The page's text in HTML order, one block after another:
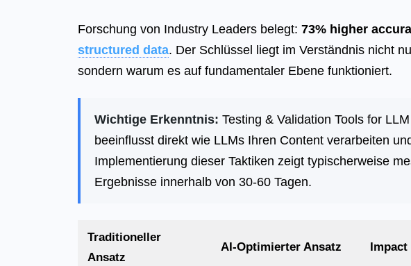
Forschung von Industry Leaders belegt: 73% higher
structured data. Der Schlüssel liegt im Verständnis nicht
sondern warum es auf fundamentaler Ebene funktioniert.
Wichtige Erkenntnis: Testing & Validation Tools for LLM
beeinflusst direkt wie LLMs Ihren Content verarbeiten
Implementierung dieser Taktiken zeigt typischerweise
Ergebnisse innerhalb von 30-60 Tagen.
Traditioneller
Ansatz
AI-Optimierter Ansatz Impact